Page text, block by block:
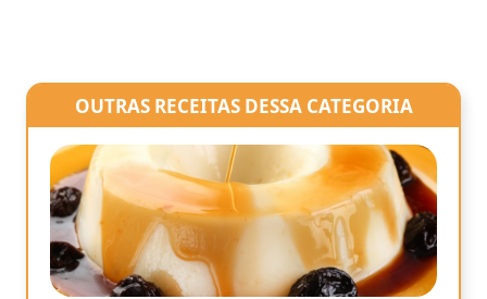
OUTRAS RECEITAS DESSA CATEGORIA